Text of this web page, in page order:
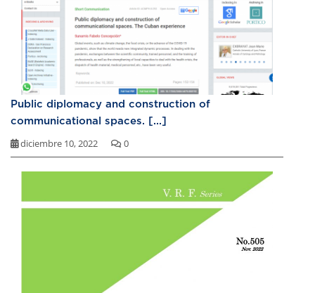
Public diplomacy and construction of
communicational spaces. [...]
diciembre 10, 2022 0